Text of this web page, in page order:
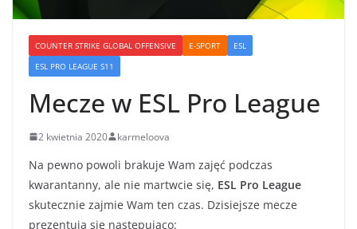
COUNTER STRIKE GLOBAL OFFENSIVE E-SPORT
ESL
ESL PRO LEAGUE S11
Mecze w ESL Pro League
2 kwietnia 2020 karmeloova
Na pewno powoli brakuje Wam zajęć podczas
kwarantanny, ale nie martwcie się, ESL Pro League
skutecznie zajmie Wam ten czas. Dzisiejsze mecze
prezentują się następująco: